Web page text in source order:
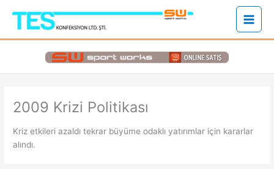
2009 Krizi Politikası
Kriz etkileri azaldı tekrar büyüme odaklı yatırımlar için kararlar
alındı.